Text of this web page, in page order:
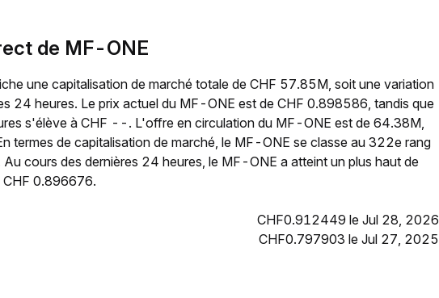
de MF-ONE
une capitalisation de marché totale de CHF 57.85M, soit une variation
24 heures. Le prix actuel du MF-ONE est de CHF 0.898586, tandis que
s'élève à CHF --. L'offre en circulation du MF-ONE est de 64.38M,
termes de capitalisation de marché, le MF-ONE se classe au 322e rang
cours des dernières 24 heures, le MF-ONE a atteint un plus haut de
CHF 0.896676.
CHF0.912449 le Jul 28, 2026
CHF0.797903 le Jul 27, 2025